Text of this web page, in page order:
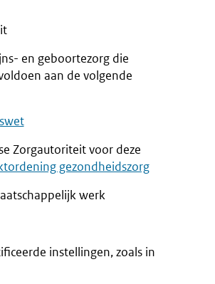
en geboortezorg die
aan de volgende
Zorgautoriteit voor deze
gezondheidszorg
werk
instellingen, zoals in